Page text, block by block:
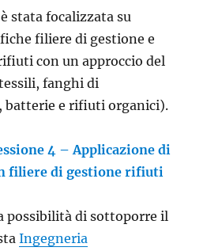
è stata focalizzata su
filiere di gestione e
con un approccio del
fanghi di
batterie e rifiuti organici).
4 – Applicazione di
filiere di gestione rifiuti
possibilità di sottoporre il
Ingegneria